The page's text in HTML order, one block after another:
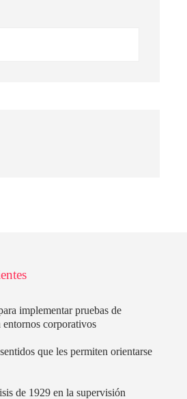
implementar pruebas de
corporativos
que les permiten orientarse
de 1929 en la supervisión